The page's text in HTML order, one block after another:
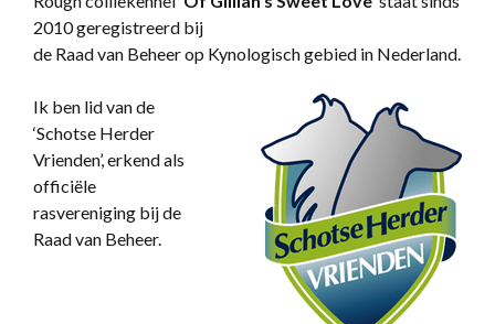
2010 geregistreerd bij
de Raad van Beheer op Kynologisch gebied in Nederland.
Ik ben lid van de
‘Schotse Herder
Vrienden’, erkend als
officiële
rasvereniging bij de
Raad van Beheer.